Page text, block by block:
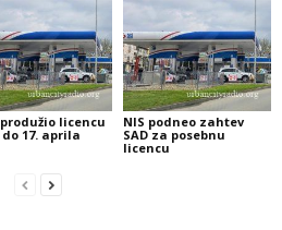
produžio licencu
do 17. aprila
NIS podneo zahtev
SAD za posebnu
licencu